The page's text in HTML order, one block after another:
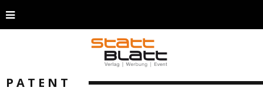
PATENT